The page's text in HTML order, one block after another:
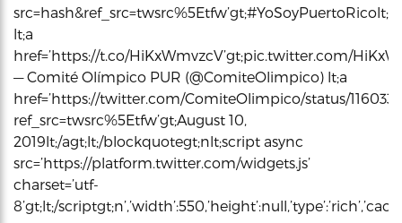
src=hash&ref_src=twsrc%5Etfw’gt;#YoSoyPuertoRicolt;/
lt;a
href=’https://t.co/HiKxWmvzcV’gt;pic.twitter.com/
— Comité Olímpico PUR (@ComiteOlimpico) lt;a
href=’https://twitter.com/ComiteOlimpico/status/
ref_src=twsrc%5Etfw’gt;August 10,
2019lt;/agt;lt;/blockquotegt;nlt;script async
src=’https://platform.twitter.com/widgets.js’
charset=’utf-
8’gt;lt;/